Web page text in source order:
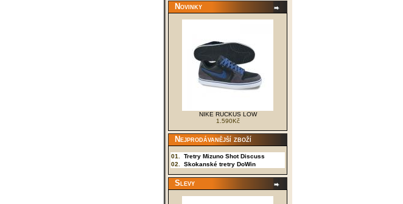
04.02.2012
NOVÁ KOLEKCE
I když to tak venku nevypadá, jaro se
2012. Tyto nové
kategoriivolný čas Nike
. Nabídka je
široká a ceny nízké, přejeme příjemné
vybírání.
03.12.2011
Krach cen sálové obuvi
Srazili jsme ceny vynikající sálové obuvi
Mizuno až na dno. Nakupujte právě teď,
Novinky
NIKE RUCKUS LOW
1.590Kč
Nejprodávanější zboží
01.
Tretry Mizuno Shot Discuss
02.
Skokanské tretry DoWin
Slevy